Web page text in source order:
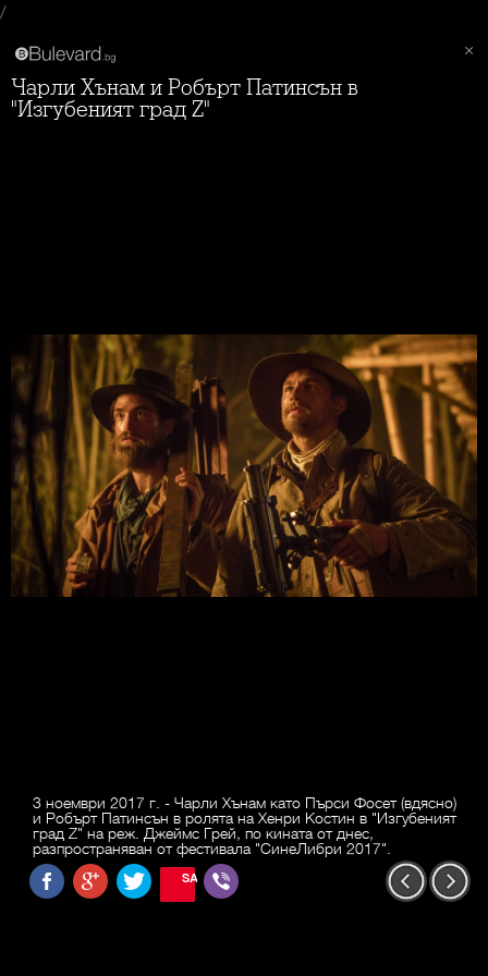
/
Чарли Хънам и Робърт Патинсън в
"Изгубеният град Z"
3 ноември 2017 г. - Чарли Хънам като Пърси Фосет (вдясно)
и Робърт Патинсън в ролята на Хенри Костин в "Изгубеният
град Z" на реж. Джеймс Грей, по кината от днес,
разпространяван от фестивала "СинеЛибри 2017".
SAVE